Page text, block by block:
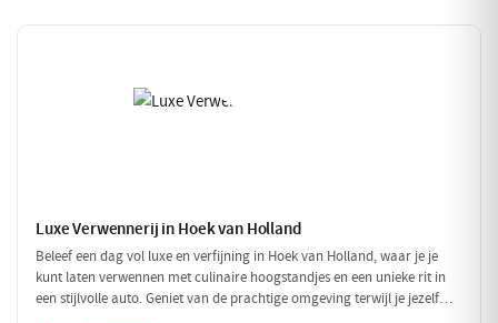
Luxe Verwennerij in Hoek van Holland
Beleef een dag vol luxe en verfijning in Hoek van Holland, waar je je
kunt laten verwennen met culinaire hoogstandjes en een unieke rit in
een stijlvolle auto. Geniet van de prachtige omgeving terwijl je jezelf